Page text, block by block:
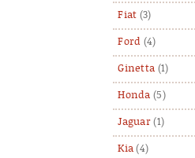
Fiat (3)
Ford (4)
Ginetta (1)
Honda (5)
Jaguar (1)
Kia (4)